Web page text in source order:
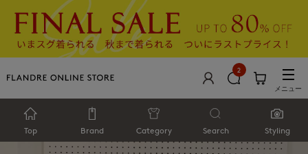
2
メニュー
Top Brand Category Search Styling